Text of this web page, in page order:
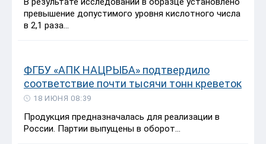
превышение допустимого уровня кислотного числа
в 2,1 раза...
ФГБУ «АПК НАЦРЫБА» подтвердило
соответствие почти тысячи тонн креветок
18 ИЮНЯ 08:39
Продукция предназначалась для реализации в
России. Партии выпущены в оборот...